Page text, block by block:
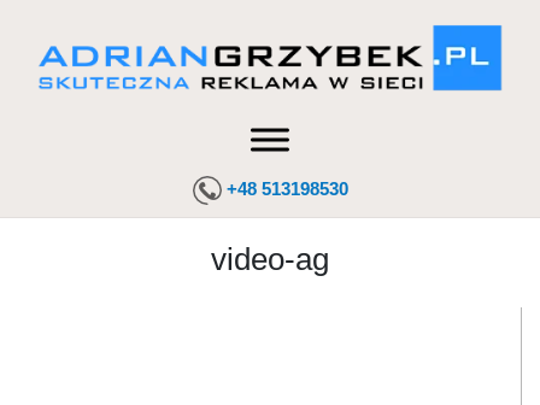
+48 513198530
video-ag